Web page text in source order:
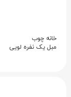
خانه چوب
مبل یک نفره لویی